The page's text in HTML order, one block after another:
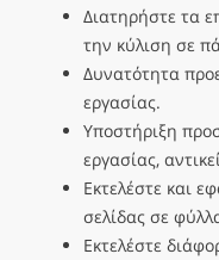
Διατηρήστε τα
την κύλιση σε
Δυνατότητα
εργασίας.
Υποστήριξη
εργασίας,
Εκτελέστε και
σελίδας σε
Εκτελέστε